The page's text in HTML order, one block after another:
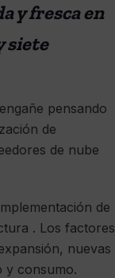
y fresca en
siete
pensando
de
de nube
de
. Los factores
nuevas
y consumo.